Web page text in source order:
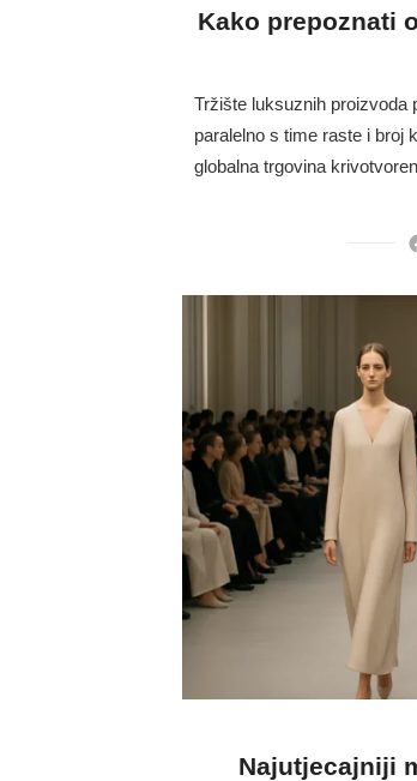
Kako prepoznati
Tržište luksuznih proizvoda
paralelno s time raste i broj
globalna trgovina
Najutjecajniji